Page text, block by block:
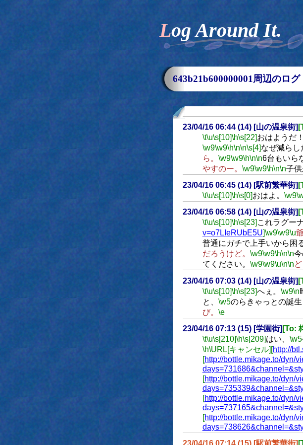
Log Around It.
643b21b600000001周辺のログ
23/04/16 06:44 (14) [山の温泉街]
\t\u\s[10]\h\s[22]おはようだ！
\w9\w9\h\n\n\s[4]なぜ減らし
ら。 \w9\w9\h\n\n6台もいら
やすのー。 \w9\w9\h\n\n子供
23/04/16 06:45 (14) [駅前繁華街]
\t\u\s[10]\h\s[0]おはよ。 \w9
23/04/16 06:58 (14) [山の温泉街]
\t\u\s[10]\h\s[23] これラグー
v=o7LIeRUbE5U]\w9\w9\u
普通にガチで上手いから困る
だろうけど。 \w9\w9\h\n\n
てください。 \w9\w9\u\n\n
23/04/16 07:03 (14) [山の温泉街]
\t\u\s[10]\h\s[23]へぇ。 \w9\n
と、 \w5のらきゃっとの誕生
び。 \e
23/04/16 07:13 (15) [学園街] [To:
\t\u\s[210]\h\s[209]はい、 \w5
\h\URL[キャンセル][http://
[http://bottle.mikage.to/dyn/
[http://bottle.mikage.to/dyn/
[http://bottle.mikage.to/dyn/
[http://bottle.mikage.to/dyn/
23/04/16 07:14 (15) [駅前繁華街]